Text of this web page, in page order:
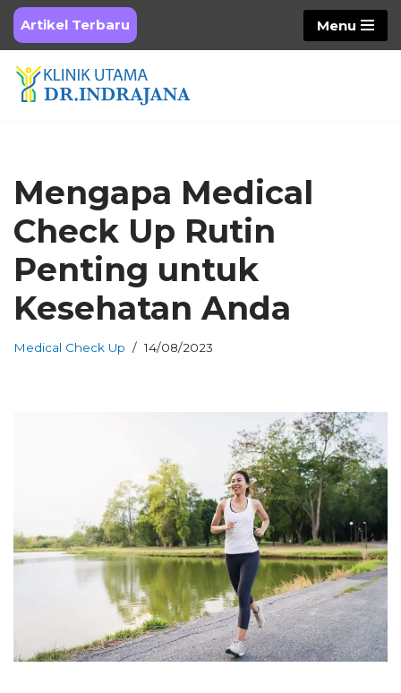
Skip
to
content
Artikel Terbaru Menu
Mengapa Medical
Check Up Rutin
Penting untuk
Kesehatan Anda
Medical Check Up 14/08/2023